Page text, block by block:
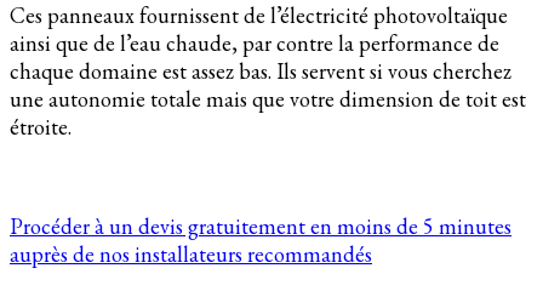
Ces panneaux fournissent de l’électricité photovoltaïque
ainsi que de l’eau chaude, par contre la performance de
chaque domaine est assez bas. Ils servent si vous cherchez
une autonomie totale mais que votre dimension de toit est
étroite.
Procéder à un devis gratuitement en moins de 5 minutes
auprès de nos installateurs recommandés